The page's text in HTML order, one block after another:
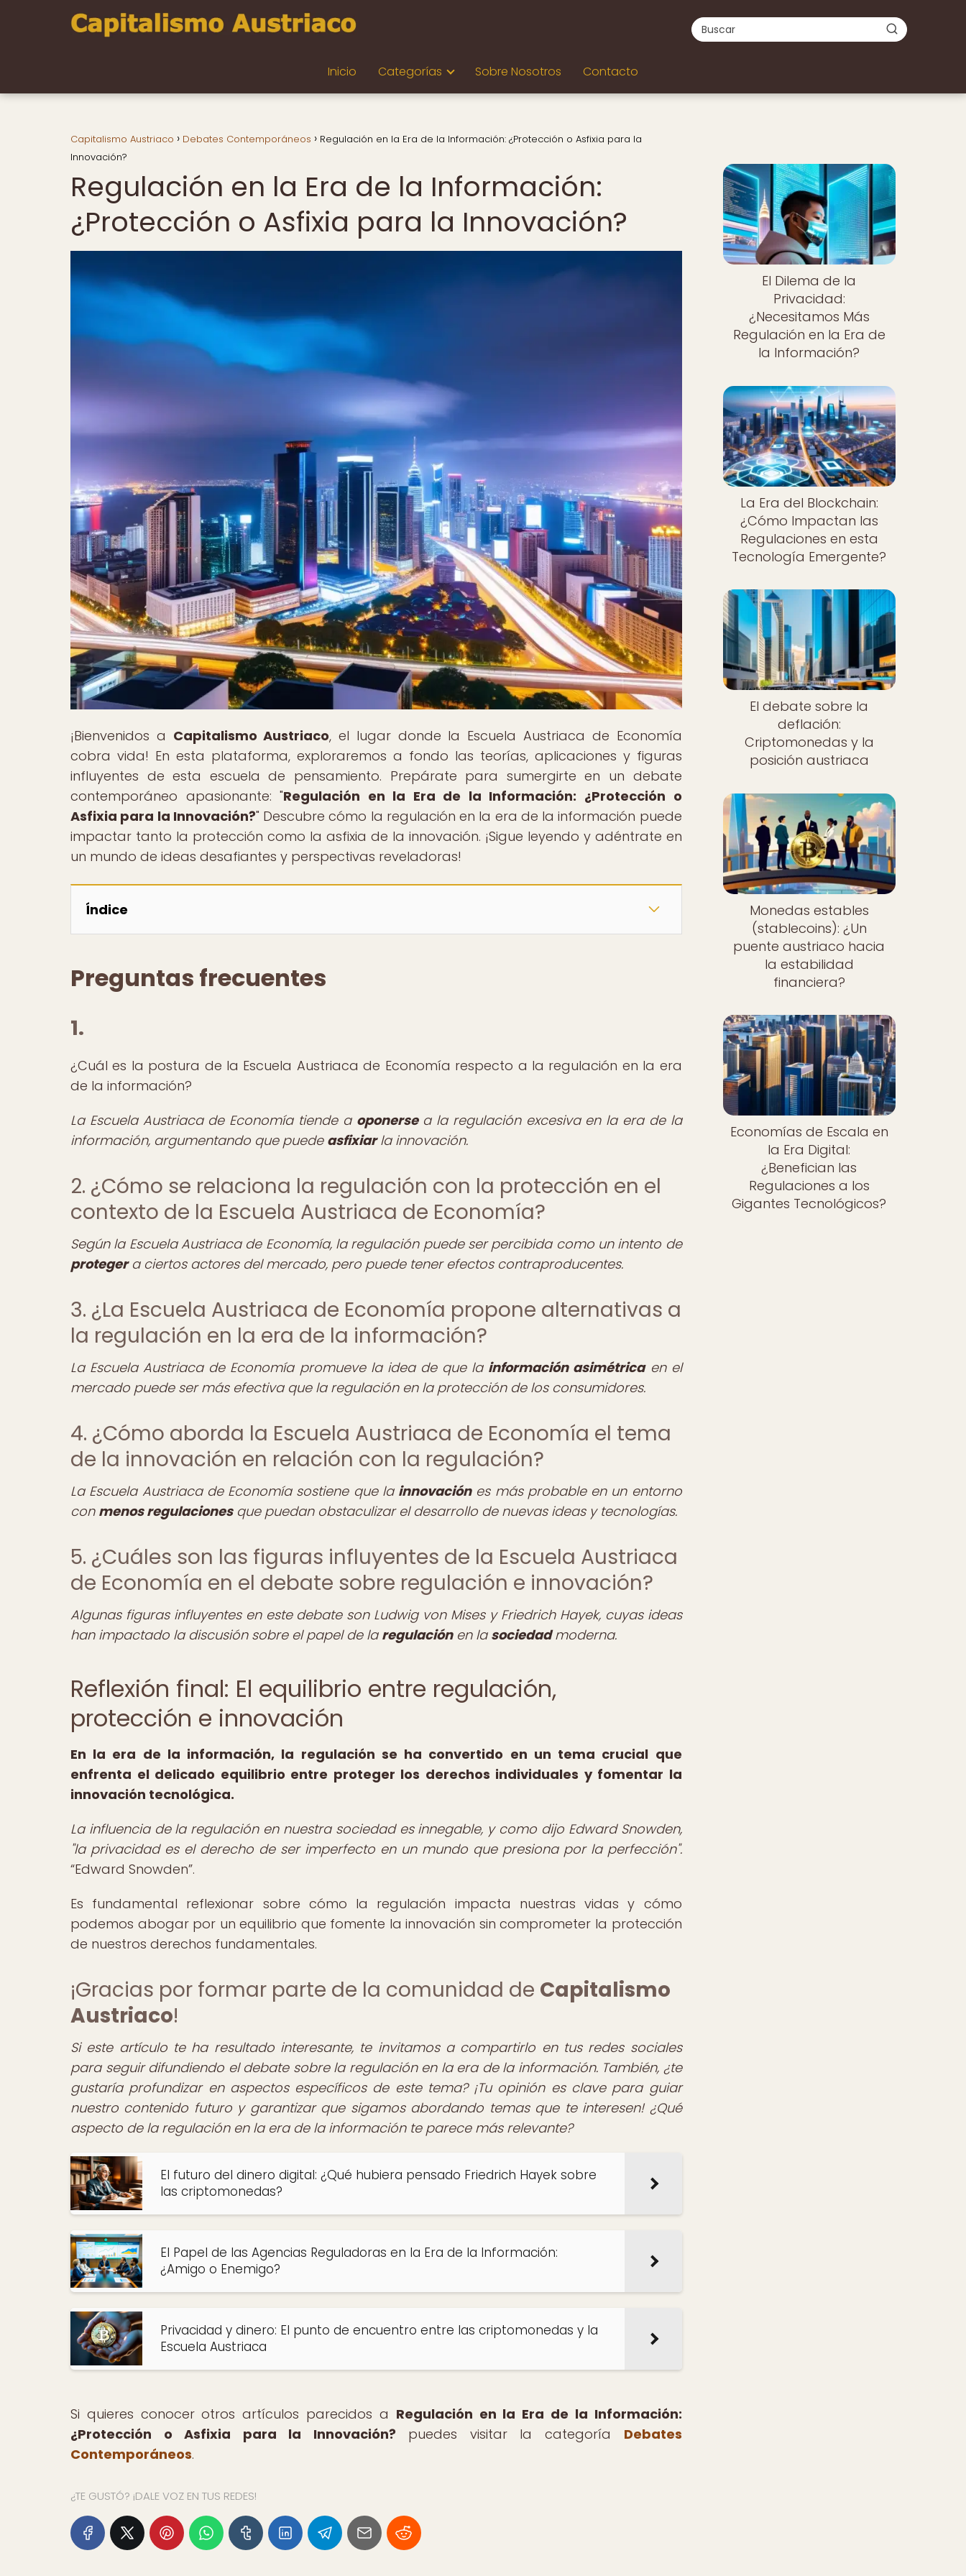
Inicio Categorías Sobre Nosotros Contacto
Capitalismo Austriaco Debates Contemporáneos
Regulación en la Era de la Información: ¿Protección o Asfixia para la
Innovación?
Regulación en la Era de la Información:
¿Protección o Asfixia para la Innovación?
¡Bienvenidos a Capitalismo Austriaco, el lugar donde la Escuela Austriaca de Economía
cobra vida! En esta plataforma, exploraremos a fondo las teorías, aplicaciones y figuras
influyentes de esta escuela de pensamiento. Prepárate para sumergirte en un debate
contemporáneo apasionante: "Regulación en la Era de la Información: ¿Protección o
Asfixia para la Innovación?" Descubre cómo la regulación en la era de la información puede
impactar tanto la protección como la asfixia de la innovación. ¡Sigue leyendo y adéntrate en
un mundo de ideas desafiantes y perspectivas reveladoras!
Índice
Preguntas frecuentes
1.
¿Cuál es la postura de la Escuela Austriaca de Economía respecto a la regulación en la era
de la información?
La Escuela Austriaca de Economía tiende a oponersea la regulación excesiva en la era de la
información, argumentando que puede asfixiarla innovación.
2. ¿Cómo se relaciona la regulación con la protección en el
contexto de la Escuela Austriaca de Economía?
Según la Escuela Austriaca de Economía, la regulación puede ser percibida como un intento de
protegera ciertos actores del mercado, pero puede tener efectos contraproducentes.
3. ¿La Escuela Austriaca de Economía propone alternativas a
la regulación en la era de la información?
La Escuela Austriaca de Economía promueve la idea de que la información asimétricaen el
mercado puede ser más efectiva que la regulación en la protección de los consumidores.
4. ¿Cómo aborda la Escuela Austriaca de Economía el tema
de la innovación en relación con la regulación?
La Escuela Austriaca de Economía sostiene que la innovaciónes más probable en un entorno
con menos regulacionesque puedan obstaculizar el desarrollo de nuevas ideas y tecnologías.
5. ¿Cuáles son las figuras influyentes de la Escuela Austriaca
de Economía en el debate sobre regulación e innovación?
Algunas figuras influyentes en este debate son Ludwig von Mises y Friedrich Hayek, cuyas ideas
han impactado la discusión sobre el papel de la regulaciónen la sociedadmoderna.
Reflexión final: El equilibrio entre regulación,
protección e innovación
En la era de la información, la regulación se ha convertido en un tema crucial que
enfrenta el delicado equilibrio entre proteger los derechos individuales y fomentar la
innovación tecnológica.
La influencia de la regulación en nuestra sociedad es innegable, y como dijo Edward Snowden,
"la privacidad es el derecho de ser imperfecto en un mundo que presiona por la perfección".
Edward Snowden .
Es fundamental reflexionar sobre cómo la regulación impacta nuestras vidas y cómo
podemos abogar por un equilibrio que fomente la innovación sin comprometer la protección
de nuestros derechos fundamentales.
¡Gracias por formar parte de la comunidad de Capitalismo
Austriaco!
Si este artículo te ha resultado interesante, te invitamos a compartirlo en tus redes sociales
para seguir difundiendo el debate sobre la regulación en la era de la información. También, ¿te
gustaría profundizar en aspectos específicos de este tema? ¡Tu opinión es clave para guiar
nuestro contenido futuro y garantizar que sigamos abordando temas que te interesen! ¿Qué
aspecto de la regulación en la era de la información te parece más relevante?
El futuro del dinero digital: ¿Qué hubiera pensado Friedrich Hayek sobre
las criptomonedas?
El Papel de las Agencias Reguladoras en la Era de la Información:
¿Amigo o Enemigo?
Privacidad y dinero: El punto de encuentro entre las criptomonedas y la
Escuela Austriaca
Si quieres conocer otros artículos parecidos a Regulación en la Era de la Información:
¿Protección o Asfixia para la Innovación? puedes visitar la categoría Debates
Contemporáneos.
¿TE GUSTÓ? ¡DALE VOZ EN TUS REDES!
El Dilema de la
Privacidad:
¿Necesitamos Más
Regulación en la Era de
la Información?
La Era del Blockchain:
¿Cómo Impactan las
Regulaciones en esta
Tecnología Emergente?
El debate sobre la
deflación:
Criptomonedas y la
posición austriaca
Monedas estables
(stablecoins): ¿Un
puente austriaco hacia
la estabilidad
financiera?
Economías de Escala en
la Era Digital:
¿Benefician las
Regulaciones a los
Gigantes Tecnológicos?